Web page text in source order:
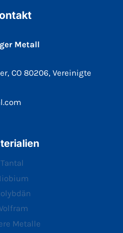
Metall
CO 80206, Vereinigte
Tantal
Metalle